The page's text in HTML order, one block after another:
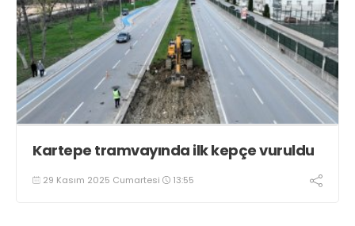
Kartepe tramvayında ilk kepçe vuruldu
29 Kasım 2025 Cumartesi 13:55